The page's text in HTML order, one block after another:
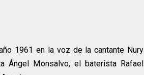
1961 en la voz de la cantante Nury
Ángel Monsalvo, el baterista Rafael